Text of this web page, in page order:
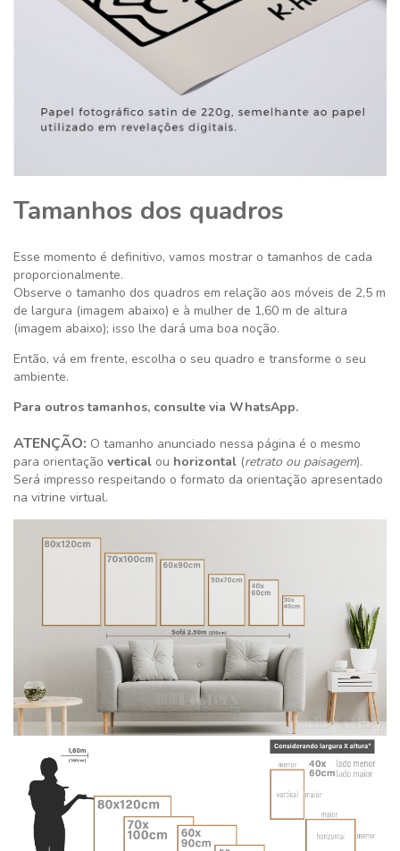
Tamanhos dos quadros
Esse momento é definitivo, vamos mostrar o tamanhos de cada
proporcionalmente.
Observe o tamanho dos quadros em relação aos móveis de 2,5 m
de largura (imagem abaixo) e à mulher de 1,60 m de altura
(imagem abaixo); isso lhe dará uma boa noção.
Então, vá em frente, escolha o seu quadro e transforme o seu
ambiente.
Para outros tamanhos, consulte via WhatsApp.
ATENÇÃO: O tamanho anunciado nessa página é o mesmo
para orientação vertical ou horizontal (retrato ou paisagem).
Será impresso respeitando o formato da orientação apresentado
na vitrine virtual.